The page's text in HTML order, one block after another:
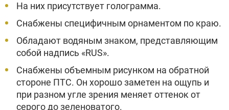
На них присутствует голограмма.
Снабжены специфичным орнаментом по краю.
Обладают водяным знаком, представляющим
собой надпись «RUS».
Снабжены объемным рисунком на обратной
стороне ПТС. Он хорошо заметен на ощупь и
при разном угле зрения меняет оттенок от
серого до зеленоватого.